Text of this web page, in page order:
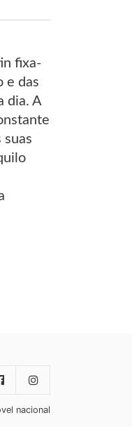
fixa-
e das
dia. A
suas
nacional